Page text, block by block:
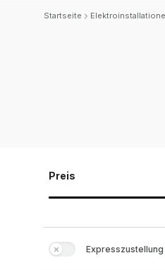
Startseite
Preis
Expresszustellung